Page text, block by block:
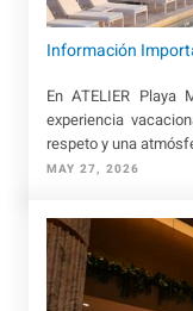
Información
En ATELIER Playa
experiencia
respeto y una
MAY 27, 2026